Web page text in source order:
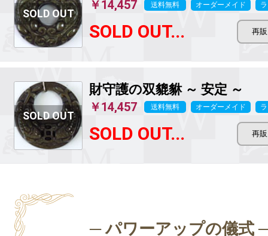
￥14,457 送料無料 オーダーメイド
SOLD OUT...
財守護の双貔貅 ～ 安定 ～
￥14,457 送料無料 オーダーメイド
SOLD OUT...